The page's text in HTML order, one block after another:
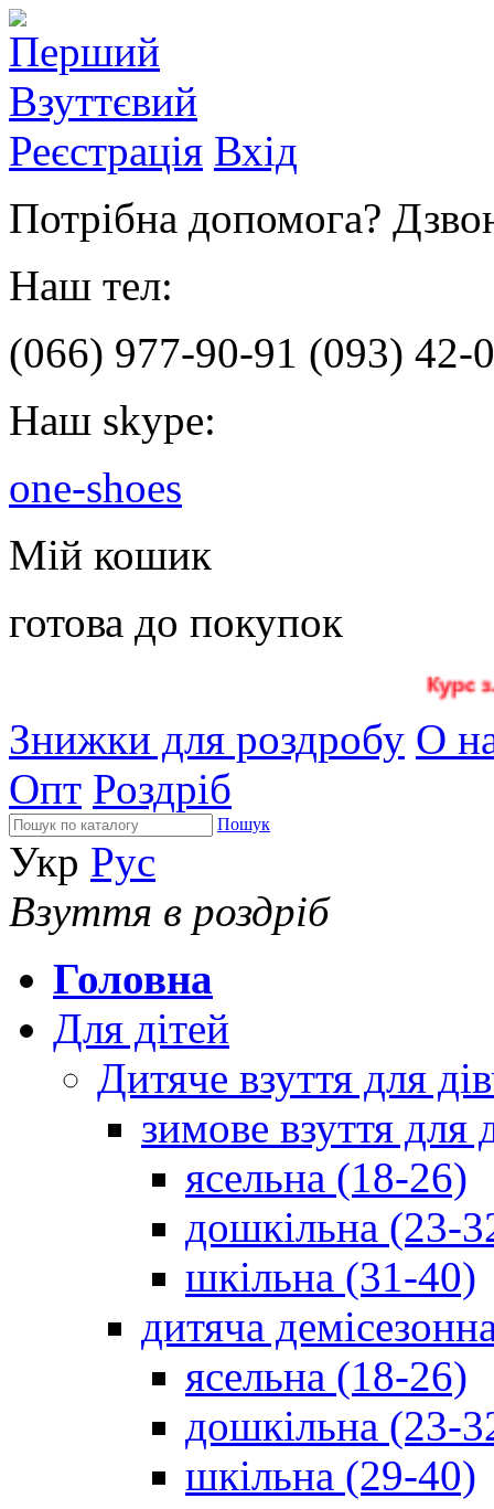
Реєстрація Вхід
Потрібна допомога?
Наш тел:
(066) 977-90-91 (093) 42-
Наш skype:
one-shoes
Мій кошик
готова до покупок
Знижки для роздробу О
Опт Роздріб
Пошук
Укр Рус
Взуття в роздріб
Головна
Для дітей
Дитяче взуття для
зимове взуття для
ясельна (18-26)
дошкільна (23-
шкільна (31-40)
дитяча
ясельна (18-26)
дошкільна (23-
шкільна (29-40)